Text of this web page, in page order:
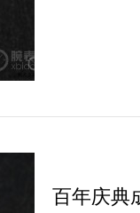
百年庆典